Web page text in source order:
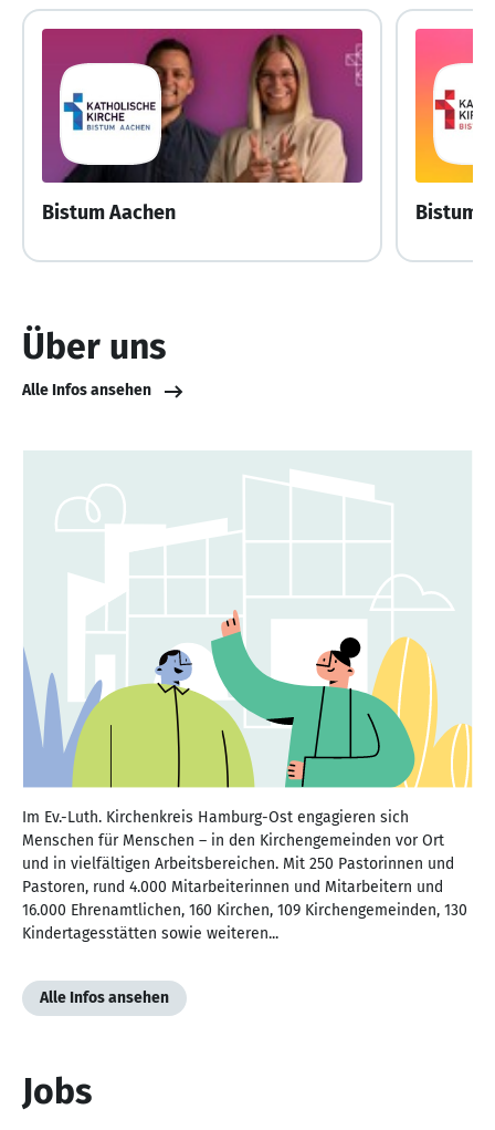
Bistum Aachen Bistum
Über uns
Alle Infos ansehen
Im Ev.-Luth. Kirchenkreis Hamburg-Ost engagieren sich
Menschen für Menschen – in den Kirchengemeinden vor Ort
und in vielfältigen Arbeitsbereichen. Mit 250 Pastorinnen und
Pastoren, rund 4.000 Mitarbeiterinnen und Mitarbeitern und
16.000 Ehrenamtlichen, 160 Kirchen, 109 Kirchengemeinden, 130
Kindertagesstätten sowie weiteren...
Alle Infos ansehen
Jobs